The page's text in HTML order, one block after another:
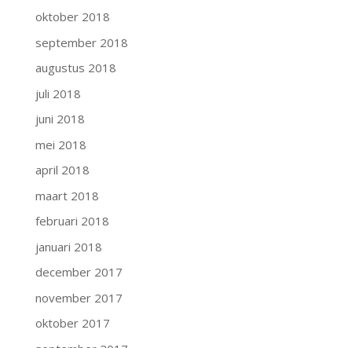
oktober 2018
september 2018
augustus 2018
juli 2018
juni 2018
mei 2018
april 2018
maart 2018
februari 2018
januari 2018
december 2017
november 2017
oktober 2017